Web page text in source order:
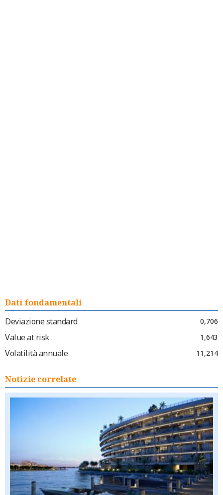
Dati fondamentali
Deviazione standard
0,706
Value at risk 1,643
Volatilità annuale 11,214
Notizie correlate